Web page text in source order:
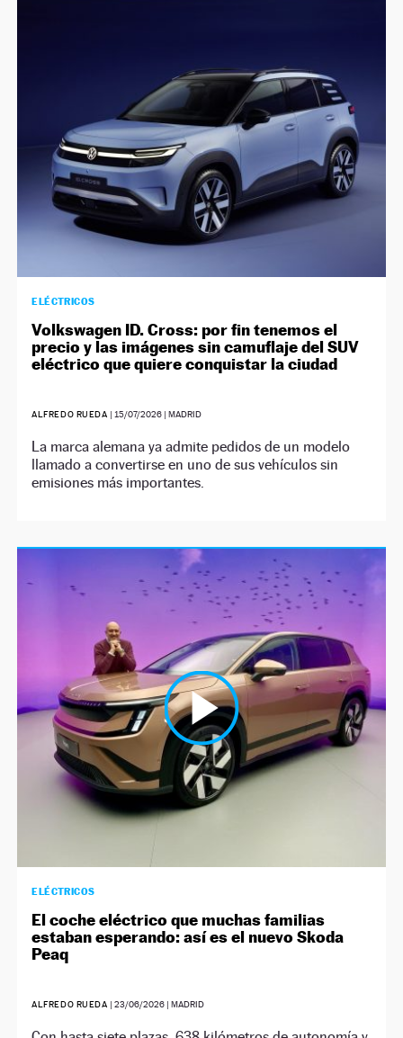
ELÉCTRICOS
Volkswagen ID. Cross: por fin tenemos el
precio y las imágenes sin camuflaje del SUV
eléctrico que quiere conquistar la ciudad
ALFREDO RUEDA | 15/07/2026| MADRID
La marca alemana ya admite pedidos de un modelo
llamado a convertirse en uno de sus vehículos sin
emisiones más importantes.
ELÉCTRICOS
El coche eléctrico que muchas familias
estaban esperando: así es el nuevo Skoda
Peaq
ALFREDO RUEDA | 23/06/2026| MADRID